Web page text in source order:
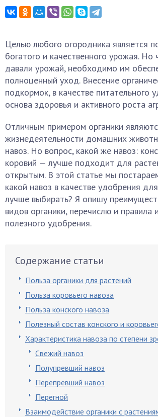
Целью любого огородника является
богатого и качественного урожая. Но
давали урожай, необходимо им
полноценный уход. Внесение
подкормок, в качестве питательного
основа здоровья и активного роста
Отличным примером органики
жизнедеятельности домашних
навоз. Но вопрос, какой же навоз:
коровий — лучше подходит для
открытым. В этой статье мы
какой навоз в качестве удобрения
лучше выбирать? Я опишу
видов органики, перечислю и правила
полезного удобрения.
Содержание статьи
Польза органики для растений
Польза коровьего навоза
Польза конского навоза
Полезный состав конского и
Характеристика навоза по степени
Свежий навоз
Полупревший навоз
Перепревший навоз
Перегной
Взаимодействие органики с